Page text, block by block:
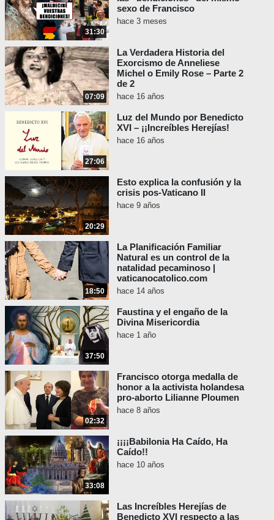
31:30
sexo de Francisco
hace 3 meses
07:09
La Verdadera Historia del
Exorcismo de Anneliese
Michel o Emily Rose – Parte 2
de 2
hace 16 años
27:06
Luz del Mundo por Benedicto
XVI – ¡¡Increíbles Herejías!
hace 16 años
20:29
Esto explica la confusión y la
crisis pos-Vaticano II
hace 9 años
18:50
La Planificación Familiar
Natural es un control de la
natalidad pecaminoso |
vaticanocatolico.com
hace 14 años
37:50
Faustina y el engaño de la
Divina Misericordia
hace 1 año
02:32
Francisco otorga medalla de
honor a la activista holandesa
pro-aborto Lilianne Ploumen
hace 8 años
33:08
¡¡¡¡Babilonia Ha Caído, Ha
Caído!!
hace 10 años
Las Increíbles Herejías de
Benedicto XVI respecto a las